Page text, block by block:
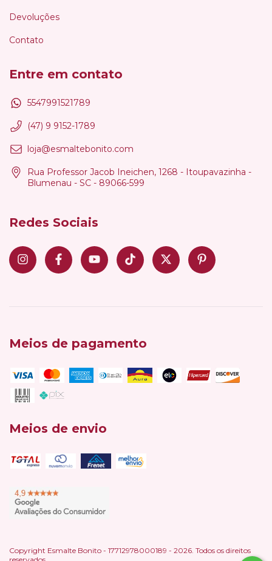
Devoluções
Contato
Entre em contato
5547991521789
(47) 9 9152-1789
loja@esmaltebonito.com
Rua Professor Jacob Ineichen, 1268 - Itoupavazinha -
Blumenau - SC - 89066-599
Redes Sociais
Meios de pagamento
Meios de envio
Copyright Esmalte Bonito - 17712978000189 - 2026. Todos os direitos